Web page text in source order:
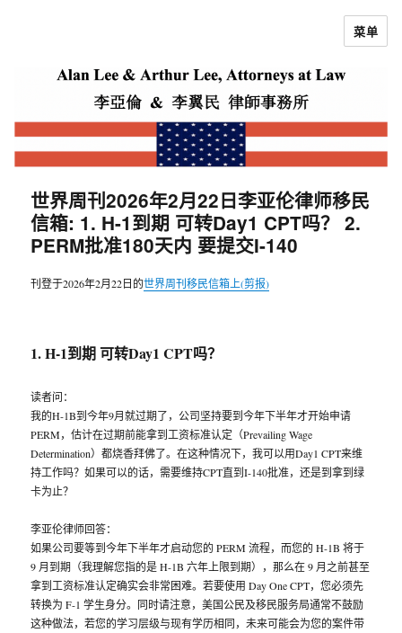
菜单
世界周刊2026年2月22日李亚伦律师移民
信箱: 1. H-1到期 可转Day1 CPT吗？ 2.
PERM批准180天内 要提交I-140
刊登于2026年2月22日的世界周刊移民信箱上(剪报)
1. H-1到期 可转Day1 CPT吗？
读者问：
我的H-1B到今年9月就过期了，公司坚持要到今年下半年才开始申请
PERM，估计在过期前能拿到工资标准认定（Prevailing Wage
Determination）都烧香拜佛了。在这种情况下，我可以用Day1 CPT来维
持工作吗？如果可以的话，需要维持CPT直到I-140批准，还是到拿到绿
卡为止？
李亚伦律师回答：
如果公司要等到今年下半年才启动您的 PERM 流程，而您的 H-1B 将于
9 月到期（我理解您指的是 H-1B 六年上限到期），那么在 9 月之前甚至
拿到工资标准认定确实会非常困难。若要使用 Day One CPT，您必须先
转换为 F-1 学生身分。同时请注意，美国公民及移民服务局通常不鼓励
这种做法，若您的学习层级与现有学历相同，未来可能会为您的案件带